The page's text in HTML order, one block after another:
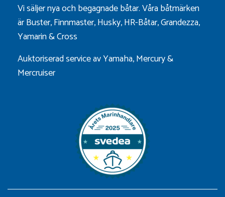
Vi säljer nya och begagnade båtar. Våra båtmärken
ärBuster,Finnmaster,Husky,HR-Båtar,Grandezza,
Yamarin&Cross
Auktoriserad service av Yamaha, Mercury &
Mercruiser